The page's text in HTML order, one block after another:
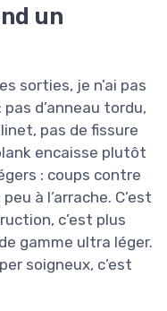
un
sorties, je n’ai pas
d’anneau tordu,
pas de fissure
encaisse plutôt
: coups contre
à l’arrache. C’est
c’est plus
gamme ultra léger.
soigneux, c’est